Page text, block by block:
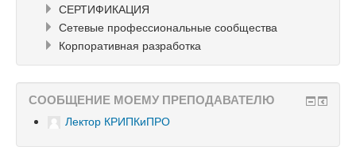
СЕРТИФИКАЦИЯ
Сетевые профессиональные сообщества
Корпоративная разработка
СООБЩЕНИЕ МОЕМУ ПРЕПОДАВАТЕЛЮ
Лектор КРИПКиПРО